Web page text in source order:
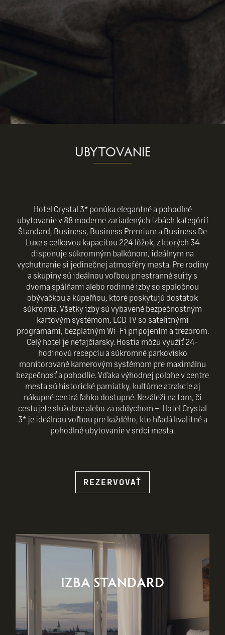
UBYTOVANIE
Hotel Crystal 3* ponúka elegantné a pohodlné
ubytovanie v 88 moderne zariadených izbách kategórií
Štandard, Business, Business Premium a Business De
Luxe s celkovou kapacitou 224 lôžok, z ktorých 34
disponuje súkromným balkónom, ideálnym na
vychutnanie si jedinečnej atmosféry mesta. Pre rodiny
a skupiny sú ideálnou voľbou priestranné suity s
dvoma spálňami alebo rodinné izby so spoločnou
obývačkou a kúpeľňou, ktoré poskytujú dostatok
súkromia. Všetky izby sú vybavené bezpečnostným
kartovým systémom, LCD TV so satelitnými
programami, bezplatným Wi-Fi pripojením a trezorom.
Celý hotel je nefajčiarsky. Hostia môžu využiť 24-
hodinovú recepciu a súkromné parkovisko
monitorované kamerovým systémom pre maximálnu
bezpečnosť a pohodlie. Vďaka výhodnej polohe v centre
mesta sú historické pamiatky, kultúrne atrakcie aj
nákupné centrá ľahko dostupné. Nezáleží na tom, či
cestujete služobne alebo za oddychom – Hotel Crystal
3* je ideálnou voľbou pre každého, kto hľadá kvalitné a
pohodlné ubytovanie v srdci mesta.
REZERVOVAŤ
IZBA STANDARD